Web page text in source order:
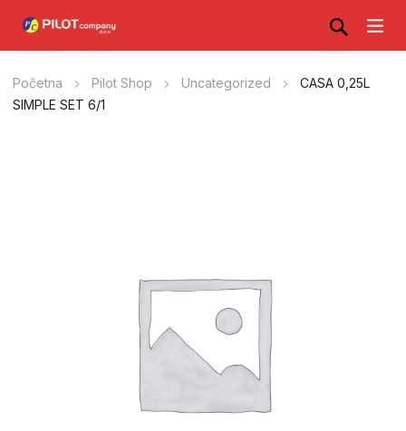
Početna Pilot Shop Uncategorized
CASA 0,25L
SIMPLE SET 6/1